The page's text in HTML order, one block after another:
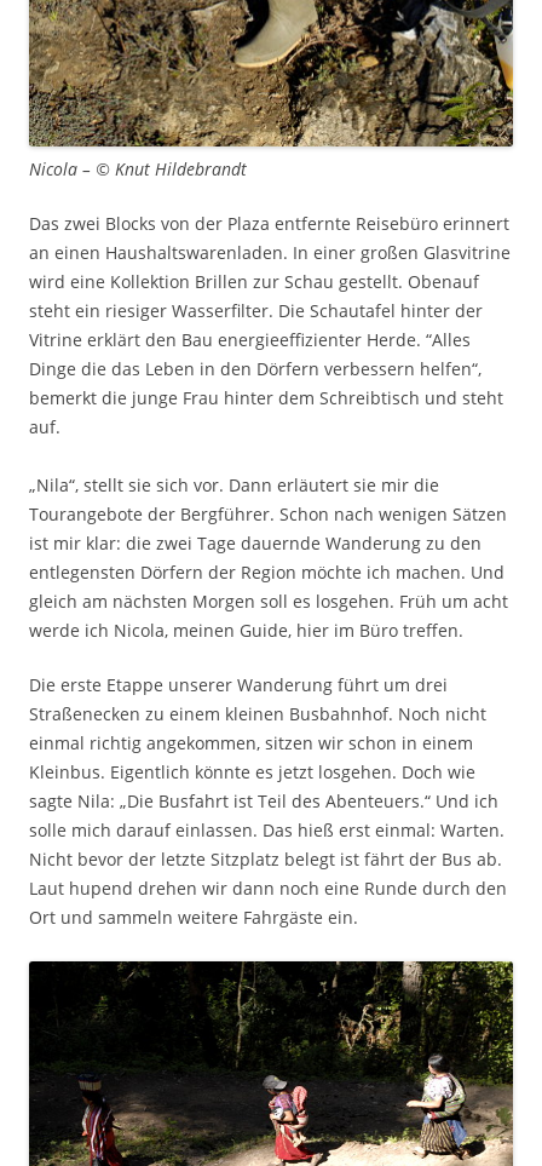
Nicola – © Knut Hildebrandt
Das zwei Blocks von der Plaza entfernte Reisebüro erinnert
an einen Haushaltswarenladen. In einer großen Glasvitrine
wird eine Kollektion Brillen zur Schau gestellt. Obenauf
steht ein riesiger Wasserfilter. Die Schautafel hinter der
Vitrine erklärt den Bau energieeffizienter Herde. “Alles
Dinge die das Leben in den Dörfern verbessern helfen“,
bemerkt die junge Frau hinter dem Schreibtisch und steht
auf.
„Nila“, stellt sie sich vor. Dann erläutert sie mir die
Tourangebote der Bergführer. Schon nach wenigen Sätzen
ist mir klar: die zwei Tage dauernde Wanderung zu den
entlegensten Dörfern der Region möchte ich machen. Und
gleich am nächsten Morgen soll es losgehen. Früh um acht
werde ich Nicola, meinen Guide, hier im Büro treffen.
Die erste Etappe unserer Wanderung führt um drei
Straßenecken zu einem kleinen Busbahnhof. Noch nicht
einmal richtig angekommen, sitzen wir schon in einem
Kleinbus. Eigentlich könnte es jetzt losgehen. Doch wie
sagte Nila: „Die Busfahrt ist Teil des Abenteuers.“ Und ich
solle mich darauf einlassen. Das hieß erst einmal: Warten.
Nicht bevor der letzte Sitzplatz belegt ist fährt der Bus ab.
Laut hupend drehen wir dann noch eine Runde durch den
Ort und sammeln weitere Fahrgäste ein.